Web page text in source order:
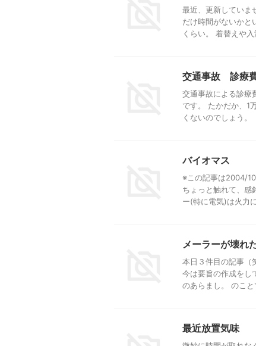
最近、更新していま
だけ時間がないかと
くらい。 着替えや
交通事故 診療
交通事故による診療
です。 たかだか、1
くないのでしょう。
バイオマス
※この記事は2004/
ちょっと触れて、感
ー(特に電気)は火力
メーラーが壊れ
本日３件目の記事（
今は要旨の作成をし
のあらまし。 のこ
最近放置気味